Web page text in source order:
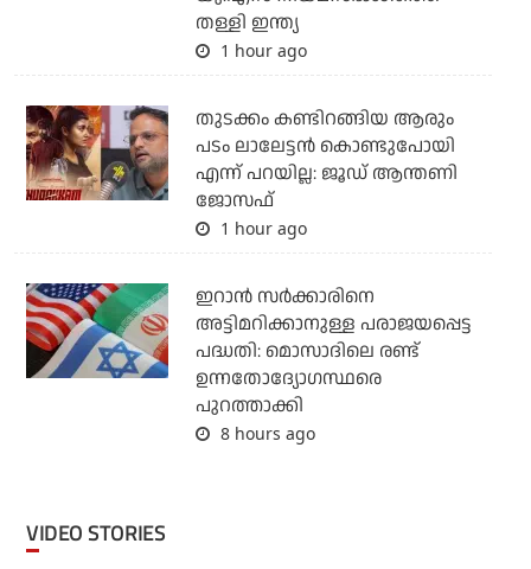
തള്ളി ഇന്ത്യ
1 hour ago
തുടക്കം കണ്ടിറങ്ങിയ ആരും
പടം ലാലേട്ടൻ കൊണ്ടുപോയി
എന്ന് പറയില്ല: ജൂഡ് ആന്തണി
ജോസഫ്
1 hour ago
ഇറാന്‍ സര്‍ക്കാരിനെ
അട്ടിമറിക്കാനുള്ള പരാജയപ്പെട്ട
പദ്ധതി: മൊസാദിലെ രണ്ട്
ഉന്നതോദ്യോഗസ്ഥരെ
പുറത്താക്കി
8 hours ago
VIDEO STORIES